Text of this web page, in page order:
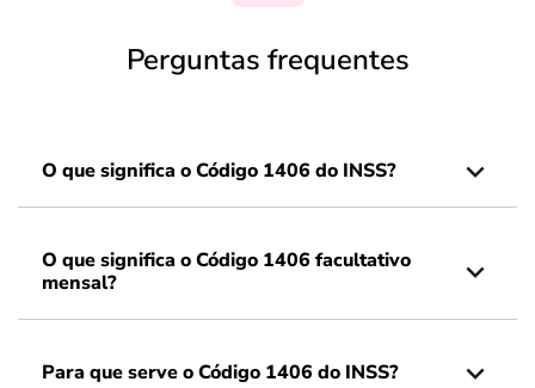
Perguntas frequentes
O que significa o Código 1406 do INSS?
O que significa o Código 1406 facultativo
mensal?
Para que serve o Código 1406 do INSS?